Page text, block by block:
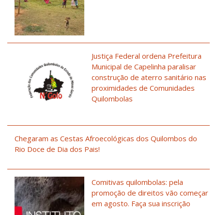
Justiça Federal ordena Prefeitura
Municipal de Capelinha paralisar
construção de aterro sanitário nas
proximidades de Comunidades
Quilombolas
Chegaram as Cestas Afroecológicas dos Quilombos do
Rio Doce de Dia dos Pais!
Comitivas quilombolas: pela
promoção de direitos vão começar
em agosto. Faça sua inscrição